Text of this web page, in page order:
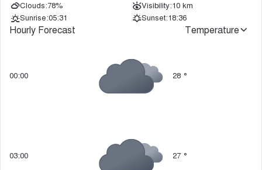
Clouds:78% Visibility:10 km
Sunrise:05:31 Sunset:18:36
Hourly Forecast Temperature
00:00 28 °
03:00 27 °